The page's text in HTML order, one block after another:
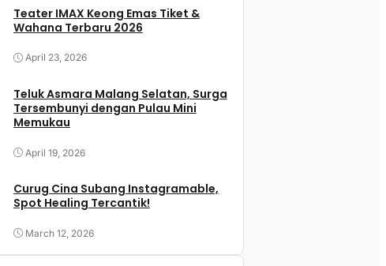
Teater IMAX Keong Emas Tiket &
Wahana Terbaru 2026
April 23, 2026
Teluk Asmara Malang Selatan, Surga
Tersembunyi dengan Pulau Mini
Memukau
April 19, 2026
Curug Cina Subang Instagramable,
Spot Healing Tercantik!
March 12, 2026